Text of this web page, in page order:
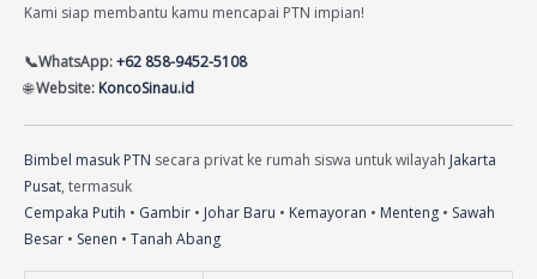
Kami siap membantu kamu mencapai PTN impian!
📞WhatsApp:+62 858-9452-5108
🌐Website: KoncoSinau.id
Bimbel masuk PTN secara privat ke rumah siswa untuk wilayah Jakarta
Pusat, termasuk
Cempaka Putih • Gambir • Johar Baru • Kemayoran • Menteng • Sawah
Besar • Senen • Tanah Abang